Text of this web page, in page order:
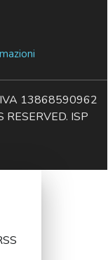
13868590962
ISP